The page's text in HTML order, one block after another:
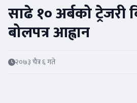
साढे १० अर्बको ट्रेजरी
बोलपत्र आह्वान
२०७३ चैत्र ६ गते